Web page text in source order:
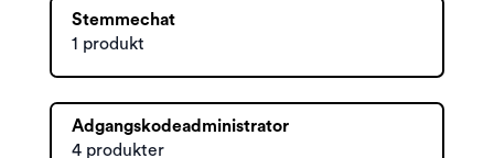
Stemmechat
1 produkt
Adgangskodeadministrator
4 produkter